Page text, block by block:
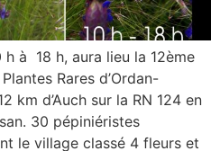
à 18 h, aura lieu la 12ème
Rares d’Ordan-
km d’Auch sur la RN 124 en
30 pépiniéristes
le village classé 4 fleurs et